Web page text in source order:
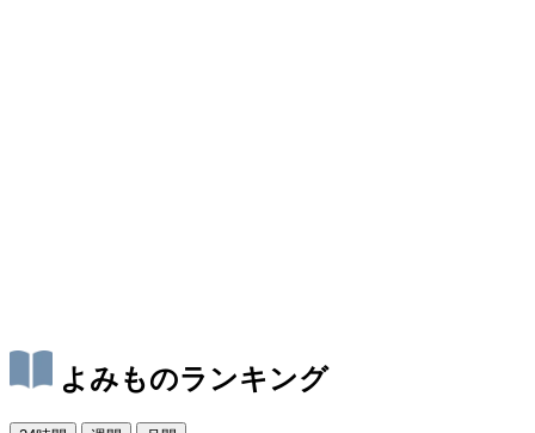
よみものランキング